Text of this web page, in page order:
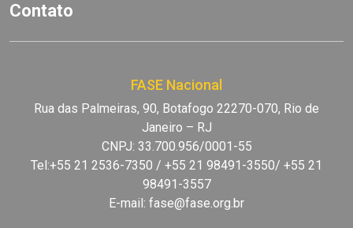
Contato
FASE Nacional
Rua das Palmeiras, 90, Botafogo 22270-070, Rio de
Janeiro – RJ
CNPJ: 33.700.956/0001-55
Tel:+55 21 2536-7350 / +55 21 98491-3550/ +55 21
98491-3557
E-mail: fase@fase.org.br